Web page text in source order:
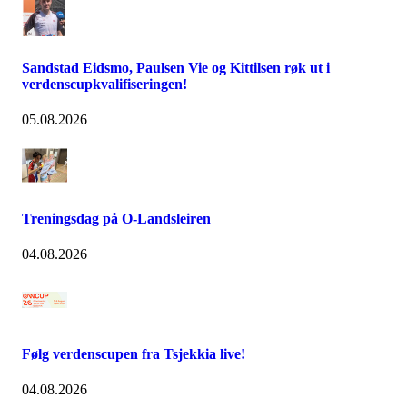
Sandstad Eidsmo, Paulsen Vie og Kittilsen røk ut i
verdenscupkvalifiseringen!
05.08.2026
Treningsdag på O-Landsleiren
04.08.2026
Følg verdenscupen fra Tsjekkia live!
04.08.2026